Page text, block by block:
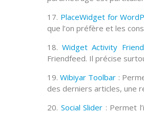
17. PlaceWidget for
que l’on préfère et les
18. Widget Activity
Friendfeed. Il précise
19. Wibiyar Toolbar :
des derniers articles, une
20. Social Slider : Permet